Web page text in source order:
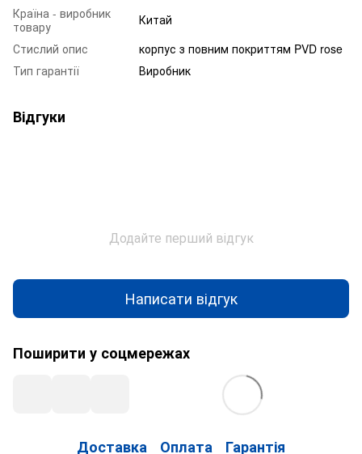
Країна - виробник
товару
Китай
Стислий опис
корпус з повним покриттям PVD rose
Тип гарантії
Виробник
Відгуки
Додайте перший відгук
Написати відгук
Поширити у соцмережах
Доставка Оплата Гарантія